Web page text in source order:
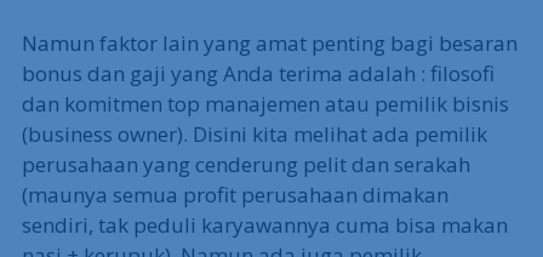
Namun faktor lain yang amat penting bagi besaran
bonus dan gaji yang Anda terima adalah : filosofi
dan komitmen top manajemen atau pemilik bisnis
(business owner). Disini kita melihat ada pemilik
perusahaan yang cenderung pelit dan serakah
(maunya semua profit perusahaan dimakan
sendiri, tak peduli karyawannya cuma bisa makan